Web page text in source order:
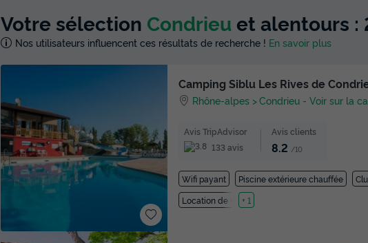
Votre sélection Condrieu et alentours :
Nos utilisateurs influencent ces résultats de recherche ! En savoir plus
Camping Siblu Les Rives de
Rhône-alpes Condrieu -Voir sur la
Avis TripAdvisor
133 avis
Avis clients
8.2 /10
Wifi payant Piscine extérieure chauffée
Location de vélos
+ 1